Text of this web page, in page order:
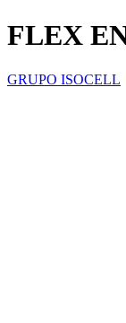
FLEX
GRUPO ISOCELL